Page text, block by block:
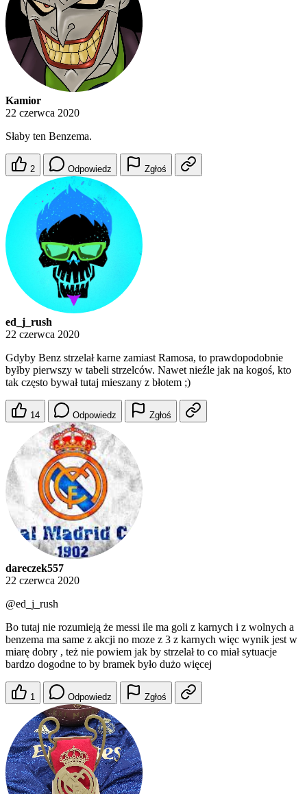
Kamior
22 czerwca 2020
Słaby ten Benzema.
2 Odpowiedz Zgłoś
ed_j_rush
22 czerwca 2020
Gdyby Benz strzelał karne zamiast Ramosa, to prawdopodobnie
byłby pierwszy w tabeli strzelców. Nawet nieźle jak na kogoś, kto
tak często bywał tutaj mieszany z błotem ;)
14 Odpowiedz Zgłoś
dareczek557
22 czerwca 2020
@ed_j_rush
Bo tutaj nie rozumieją że messi ile ma goli z karnych i z wolnych a
benzema ma same z akcji no moze z 3 z karnych więc wynik jest w
miarę dobry , też nie powiem jak by strzelał to co miał sytuacje
bardzo dogodne to by bramek było dużo więcej
1 Odpowiedz Zgłoś